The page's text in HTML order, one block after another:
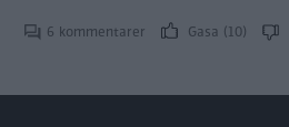
6 kommentarer Gasa (10)